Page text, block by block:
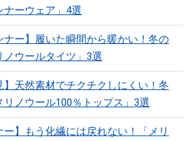
ーウェア」4選
ナー】履いた瞬間から暖かい！冬の
ウールタイツ」3選
】天然素材でチクチクしにくい！冬
ノウール100％トップス」3選
ー】もう化繊には戻れない！「メリ